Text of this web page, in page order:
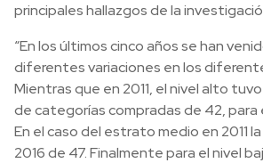
principales hallazgos de la
“En los últimos cinco años se han
diferentes variaciones en los
Mientras que en 2011, el nivel alto
de categorías compradas de 42, para
En el caso del estrato medio en 2011
2016 de 47. Finalmente para el nivel